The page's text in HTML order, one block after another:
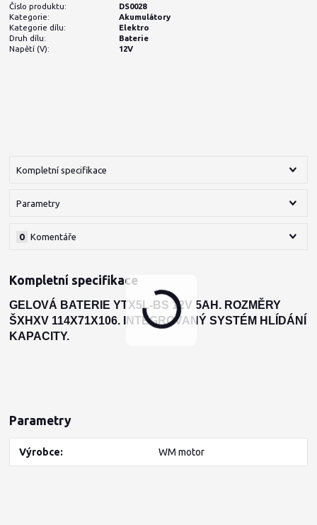
Číslo produktu:
DS0028
Kategorie:
Akumulátory
Kategorie dílu:
Elektro
Druh dílu:
Baterie
Napětí (V):
12V
Kompletní specifikace
Parametry
Komentáře
0
Kompletní specifikace
GELOVÁ BATERIEYTX5L-BS 12V 5AH. ROZMĚRY
ŠXHXV 114X71X106. INTEGROVANÝ SYSTÉM HLÍDÁNÍ
KAPACITY.
Parametry
Výrobce WM motor